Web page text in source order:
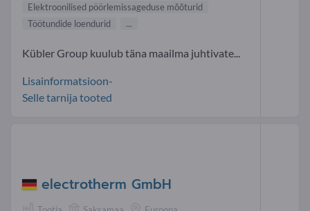
Elektroonilised pöörlemissageduse mõõturid
Töötundide loendurid
...
Kübler Group kuulub täna maailma juhtivate...
Lisainformatsioon-
Selle tarnija tooted
electrotherm GmbH